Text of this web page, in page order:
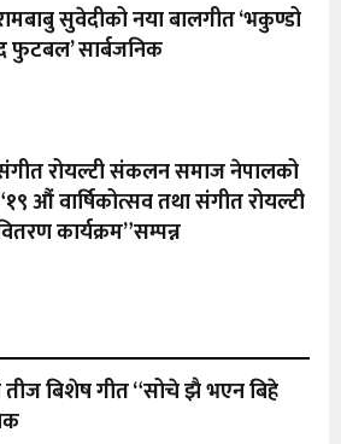
सुवेदीको नया बालगीत ‘भकुण्डो
फुटबल’ सार्बजनिक
रोयल्टी संकलन समाज नेपालको
औं वार्षिकोत्सव तथा संगीत रोयल्टी
कार्यक्रम”सम्पन्न
तीज बिशेष गीत “सोचे झै भएन बिहे